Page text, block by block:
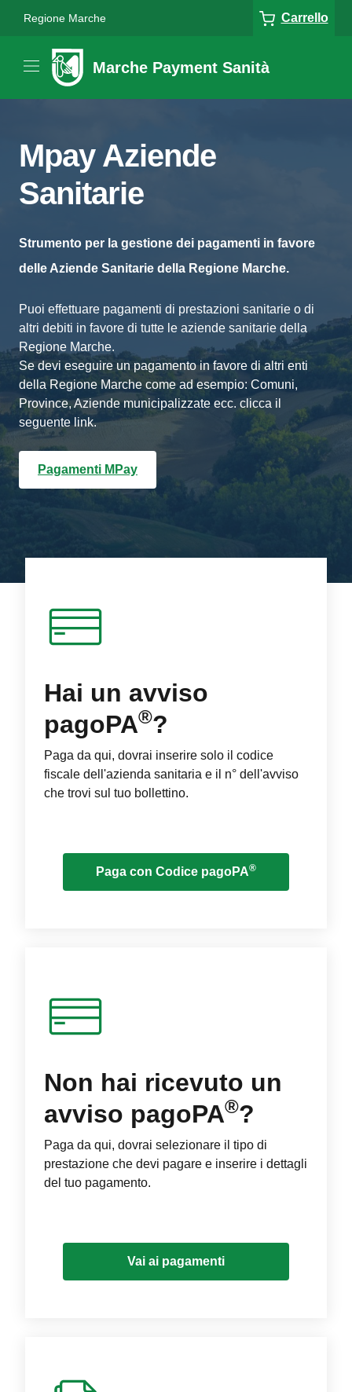
Regione Marche Carrello
Marche Payment Sanità
Mpay Aziende
Sanitarie
Strumento per la gestione dei pagamenti in favore
delle Aziende Sanitarie della Regione Marche.
Puoi effettuare pagamenti di prestazioni sanitarie o di
altri debiti in favore di tutte le aziende sanitarie della
Regione Marche.
Se devi eseguire un pagamento in favore di altri enti
della Regione Marche come ad esempio: Comuni,
Province, Aziende municipalizzate ecc. clicca il
seguente link.
Pagamenti MPay
Hai un avviso
pagoPA®?
Paga da qui, dovrai inserire solo il codice
fiscale dell'azienda sanitaria e il n° dell'avviso
che trovi sul tuo bollettino.
Paga con Codice pagoPA®
Non hai ricevuto un
avviso pagoPA®?
Paga da qui, dovrai selezionare il tipo di
prestazione che devi pagare e inserire i dettagli
del tuo pagamento.
Vai ai pagamenti